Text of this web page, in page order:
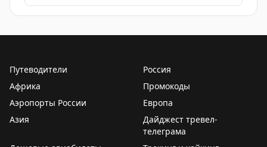
Путеводители
Россия
Африка
Промокоды
Аэропорты России
Европа
Азия
Дайджест тревел-
телеграма